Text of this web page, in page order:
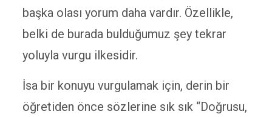
başka olası yorum daha vardır. Özellikle,
belki de burada bulduğumuz şey tekrar
yoluyla vurgu ilkesidir.
İsa bir konuyu vurgulamak için, derin bir
öğretiden önce sözlerine sık sık “Doğrusu,